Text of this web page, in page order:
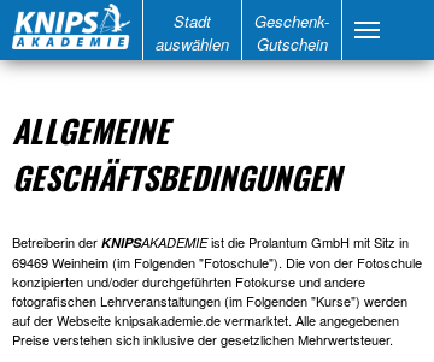
Stadt
auswählen
Geschenk-
Gutschein
ALLGEMEINE
GESCHÄFTSBEDINGUNGEN
Betreiberin der KNIPSAKADEMIEist die Prolantum GmbH mit Sitz in
69469 Weinheim (im Folgenden "Fotoschule"). Die von der Fotoschule
konzipierten und/oder durchgeführten Fotokurse und andere
fotografischen Lehrveranstaltungen (im Folgenden "Kurse") werden
auf der Webseite knipsakademie.de vermarktet. Alle angegebenen
Preise verstehen sich inklusive der gesetzlichen Mehrwertsteuer.